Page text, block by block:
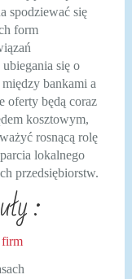
spodziewać się
form
się o
bankami a
oferty będą coraz
kosztowym,
rosnącą rolę
lokalnego
przedsiębiorstw.
:
firm